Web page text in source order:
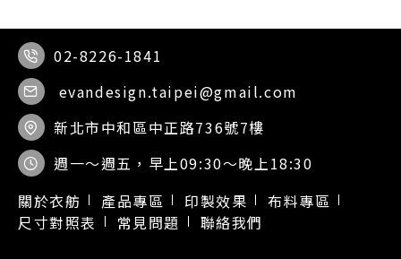
02-8226-1841
evandesign.taipei@gmail.com
新北市中和區中正路736號7樓
週一～週五，早上09:30～晚上18:30
關於衣舫
產品專區 印製效果
布料專區
尺寸對照表
常見問題 聯絡我們